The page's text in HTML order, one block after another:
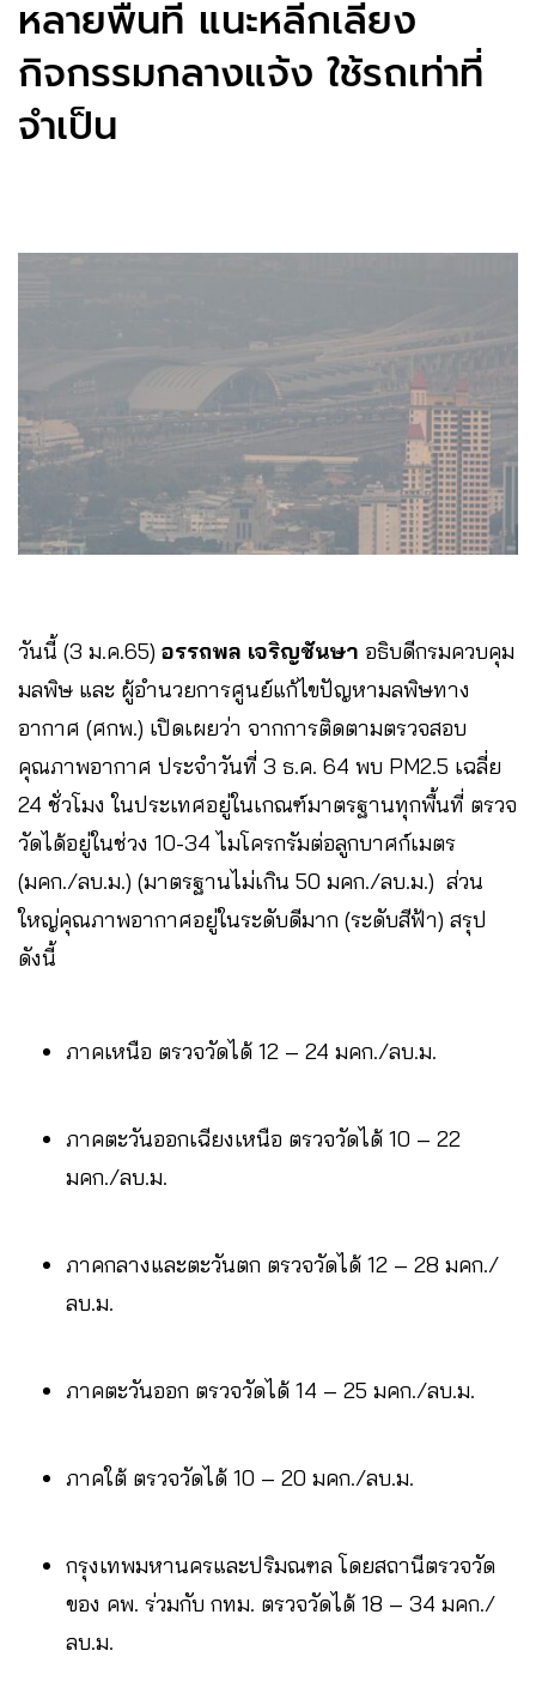
หลายพื้นที่ แนะหลีกเลี่ยง
กิจกรรมกลางแจ้ง ใช้รถเท่าที่
จำเป็น
วันนี้ (3 ม.ค.65) อรรถพล เจริญชันษา อธิบดีกรมควบคุม
มลพิษ และ ผู้อำนวยการศูนย์แก้ไขปัญหามลพิษทาง
อากาศ (ศกพ.) เปิดเผยว่า จากการติดตามตรวจสอบ
คุณภาพอากาศ ประจำวันที่ 3 ธ.ค. 64 พบ PM2.5 เฉลี่ย
24 ชั่วโมง ในประเทศอยู่ในเกณฑ์มาตรฐานทุกพื้นที่ ตรวจ
วัดได้อยู่ในช่วง 10-34 ไมโครกรัมต่อลูกบาศก์เมตร
(มคก./ลบ.ม.) (มาตรฐานไม่เกิน 50 มคก./ลบ.ม.) ส่วน
ใหญ่​คุณภาพอากาศอยู่ในระดับดีมาก (ระดับสีฟ้า) สรุป
ดังนี้
ภาคเหนือ ตรวจวัดได้ 12 – 24 มคก./ลบ.ม.
ภาคตะวันออกเฉียงเหนือ ตรวจวัดได้ 10 – 22
มคก./ลบ.ม.
ภาคกลางและตะวันตก ตรวจวัดได้ 12 – 28 มคก./
ลบ.ม.
ภาคตะวันออก ตรวจวัดได้ 14 – 25 มคก./ลบ.ม.
ภาคใต้ ตรวจวัดได้ 10 – 20 มคก./ลบ.ม.
กรุงเทพมหานครและปริมณฑล โดยสถานีตรวจวัด
ของ คพ. ร่วมกับ​ ​กทม. ตรวจวัดได้ 18 – 34 มคก./
ลบ.ม.